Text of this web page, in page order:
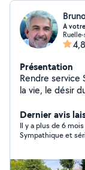
A
Présentation
Rendre service
la vie, le désir
dire gratuité.....
Dernier avis
Il y a plus de 6 mois
Sympathique et